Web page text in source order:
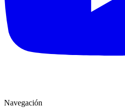
Navegación